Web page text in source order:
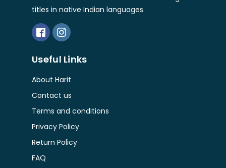
titles in native Indian languages.
Useful Links
About Harit
Contact us
Terms and conditions
Privacy Policy
Return Policy
FAQ